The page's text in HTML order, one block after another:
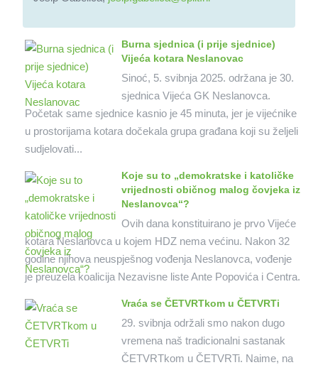
Burna sjednica (i prije sjednice)
Vijeća kotara Neslanovac
Sinoć, 5. svibnja 2025. održana je 30.
sjednica Vijeća GK Neslanovca.
Početak same sjednice kasnio je 45 minuta, jer je vijećnike
u prostorijama kotara dočekala grupa građana koji su željeli
sudjelovati...
Koje su to „demokratske i katoličke
vrijednosti običnog malog čovjeka iz
Neslanovca“?
Ovih dana konstituirano je prvo Vijeće
kotara Neslanovca u kojem HDZ nema većinu. Nakon 32
godine njihova neuspješnog vođenja Neslanovca, vođenje
je preuzela koalicija Nezavisne liste Ante Popovića i Centra.
Vraća se ČETVRTkom u ČETVRTi
29. svibnja održali smo nakon dugo
vremena naš tradicionalni sastanak
ČETVRTkom u ČETVRTi. Naime, na